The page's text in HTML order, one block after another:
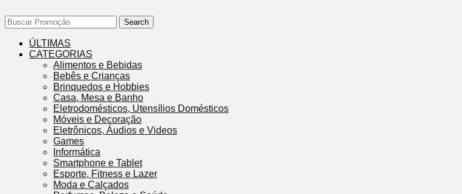
Search
ÚLTIMAS
CATEGORIAS
Alimentos e Bebidas
Bebês e Crianças
Brinquedos e Hobbies
Casa, Mesa e Banho
Eletrodomésticos, Utensílios Domésticos
Móveis e Decoração
Eletrônicos, Áudios e Videos
Games
Informática
Smartphone e Tablet
Esporte, Fitness e Lazer
Moda e Calçados